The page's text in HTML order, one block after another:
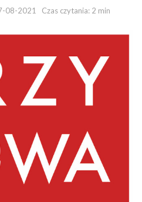
08-2021 Czas czytania: 2 min